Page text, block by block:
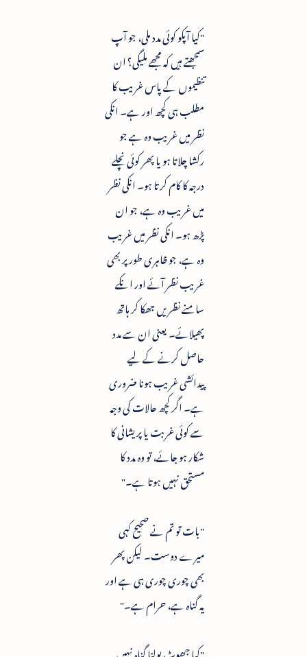
"کیا آپکو کوئی مدد ملی، جو آپ
سمجھتے ہیں کہ مجھے ملیگی؟ ان
تنظیموں کے پاس غریب کا
مطلب ہی کچھ اور ہے۔ انکی
نظر میں غریب وہ ہے جو
رکشا چلاتا ہو یا پھر کوئی نچلے
درجہ کا کام کرتا ہو۔ انکی نظر
میں غریب وہ ہے، جو ان
پڑھ ہو۔ انکی نظر میں غریب
وہ ہے، جو ظاہری طور پر بھی
غریب نظر آئے اور انکے
سامنے نظریں جھکا کر ہاتھ
پھیلائے۔ یعنی ان سے مدد
حاصل کرنے کے لیے
پیدائشی غریب ہونا ضروری
ہے۔ اگر کچھ حالات کی وجہ
سے کوئی غربت یا پریشانی کا
شکار ہو جائے، تو وہ مدد کا
مستحق نہیں ہوتا ہے۔"
"بات تو تم نے صحیح کہی
میرے دوست۔ لیکن پھر
بھی چوری چوری ہی ہے اور
یہ گناہ ہے، حرام ہے۔"